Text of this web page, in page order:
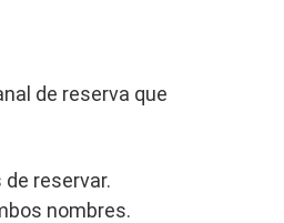
de reserva que
reservar.
nombres.